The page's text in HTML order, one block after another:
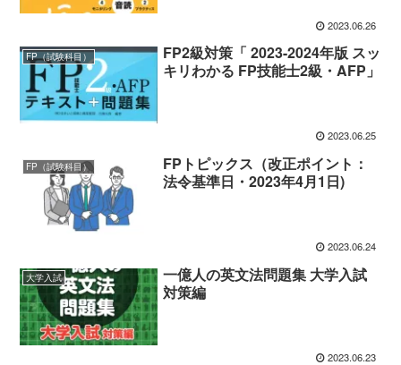
2023.06.26
FP（試験科目）
FP2級対策「 2023-2024年版 スッ
キリわかる FP技能士2級・AFP」
2023.06.25
FP（試験科目）
FPトピックス（改正ポイント：
法令基準日・2023年4月1日)
2023.06.24
大学入試
一億人の英文法問題集 大学入試
対策編
2023.06.23